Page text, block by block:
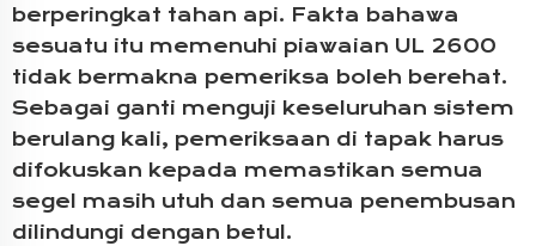
berperingkat tahan api. Fakta bahawa
sesuatu itu memenuhi piawaian UL 2600
tidak bermakna pemeriksa boleh berehat.
Sebagai ganti menguji keseluruhan sistem
berulang kali, pemeriksaan di tapak harus
difokuskan kepada memastikan semua
segel masih utuh dan semua penembusan
dilindungi dengan betul.